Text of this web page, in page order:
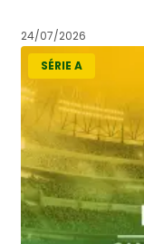
24/07/2026
SÉRIE A